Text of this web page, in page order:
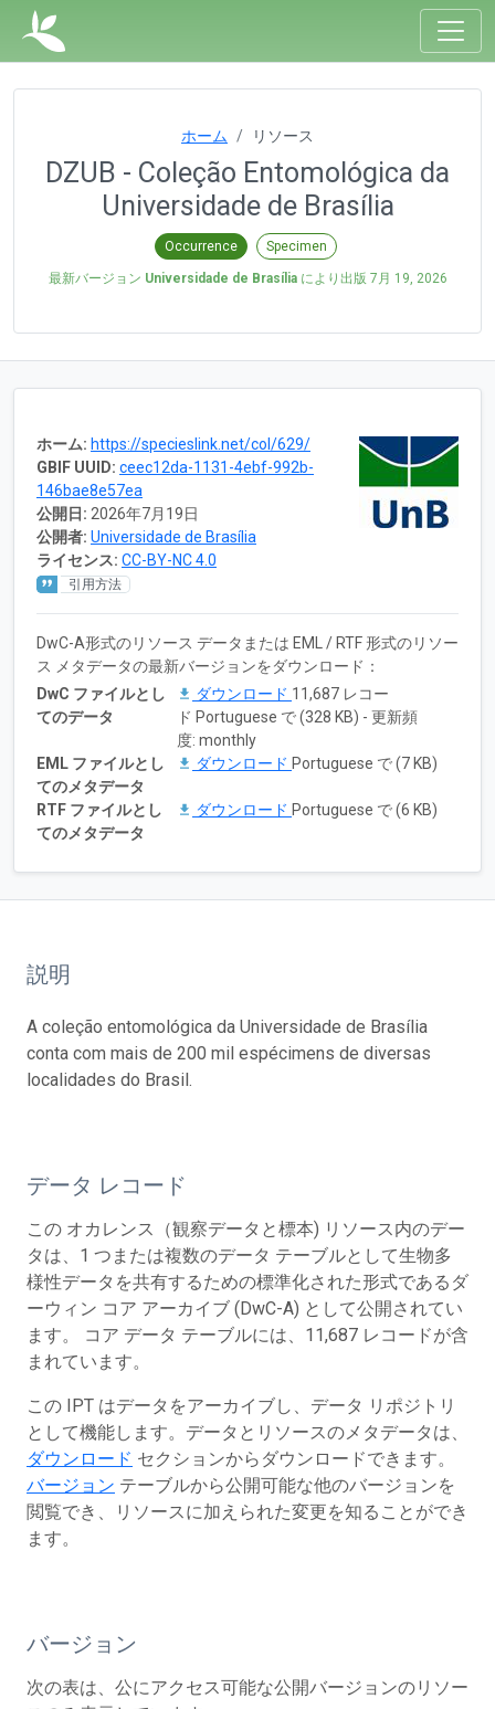
ホーム リソース
DZUB - Coleção Entomológica da
Universidade de Brasília
Occurrence Specimen
最新バージョン Universidade de Brasíliaにより出版 7月 19, 2026
ホーム: https://specieslink.net/col/629/
GBIF UUID: ceec12da-1131-4ebf-992b-
146bae8e57ea
公開日: 2026年7月19日
公開者: Universidade de Brasília
ライセンス: CC-BY-NC 4.0
引用方法
DwC-A形式のリソース データまたは EML / RTF 形式のリソー
ス メタデータの最新バージョンをダウンロード：
DwC ファイルとし
てのデータ
ダウンロード 11,687 レコー
ド Portuguese で (328 KB) - 更新頻
度: monthly
EML ファイルとし
てのメタデータ
ダウンロード Portuguese で (7 KB)
RTF ファイルとし
てのメタデータ
ダウンロード Portuguese で (6 KB)
説明
A coleção entomológica da Universidade de Brasília
conta com mais de 200 mil espécimens de diversas
localidades do Brasil.
データ レコード
この オカレンス（観察データと標本) リソース内のデー
タは、1 つまたは複数のデータ テーブルとして生物多
様性データを共有するための標準化された形式であるダ
ーウィン コア アーカイブ (DwC-A) として公開されてい
ます。 コア データ テーブルには、11,687 レコードが含
まれています。
この IPT はデータをアーカイブし、データ リポジトリ
として機能します。データとリソースのメタデータは、
ダウンロード セクションからダウンロードできます。
バージョン テーブルから公開可能な他のバージョンを
閲覧でき、リソースに加えられた変更を知ることができ
ます。
バージョン
次の表は、公にアクセス可能な公開バージョンのリソー